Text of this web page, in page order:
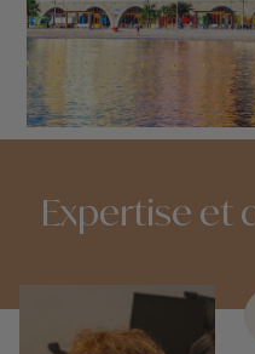
Expertise et